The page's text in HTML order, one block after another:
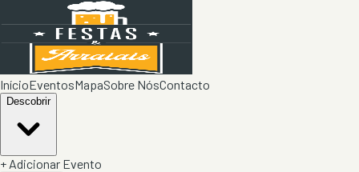
InícioEventosMapaSobre NósContacto
Descobrir
+ Adicionar Evento